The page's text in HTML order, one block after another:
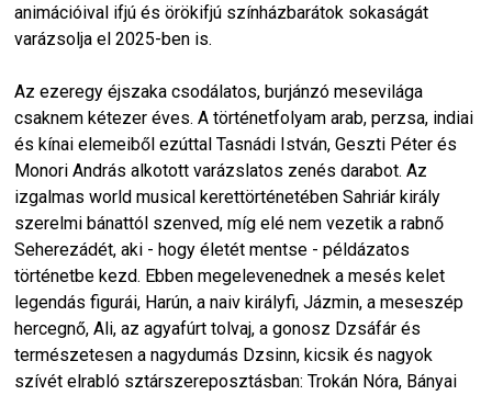
animációival ifjú és örökifjú színházbarátok sokaságát
varázsolja el 2025-ben is.
Az ezeregy éjszaka csodálatos, burjánzó mesevilága
csaknem kétezer éves. A történetfolyam arab, perzsa, indiai
és kínai elemeiből ezúttal Tasnádi István, Geszti Péter és
Monori András alkotott varázslatos zenés darabot. Az
izgalmas world musical kerettörténetében Sahriár király
szerelmi bánattól szenved, míg elé nem vezetik a rabnő
Seherezádét, aki - hogy életét mentse - példázatos
történetbe kezd. Ebben megelevenednek a mesés kelet
legendás figurái, Harún, a naiv királyfi, Jázmin, a meseszép
hercegnő, Ali, az agyafúrt tolvaj, a gonosz Dzsáfár és
természetesen a nagydumás Dzsinn, kicsik és nagyok
szívét elrabló sztárszereposztásban: Trokán Nóra, Bányai